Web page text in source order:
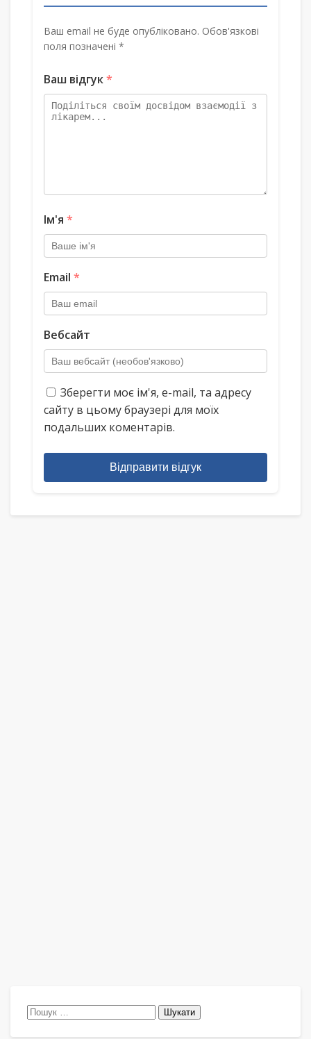
Ваш email не буде опубліковано. Обов'язкові
поля позначені *
Ваш відгук*
Ім'я *
Email *
Вебсайт
Зберегти моє ім'я, e-mail, та адресу
сайту в цьому браузері для моїх
подальших коментарів.
Відправити відгук
Пошук: